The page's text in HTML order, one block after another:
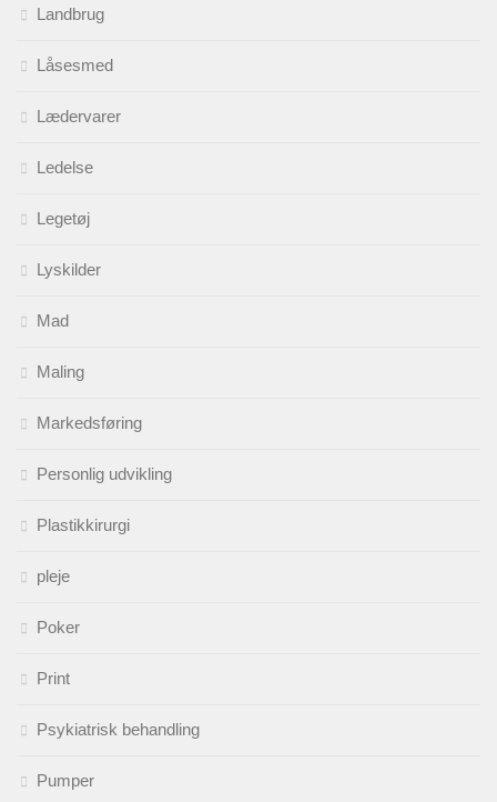
Landbrug
Låsesmed
Lædervarer
Ledelse
Legetøj
Lyskilder
Mad
Maling
Markedsføring
Personlig udvikling
Plastikkirurgi
pleje
Poker
Print
Psykiatrisk behandling
Pumper